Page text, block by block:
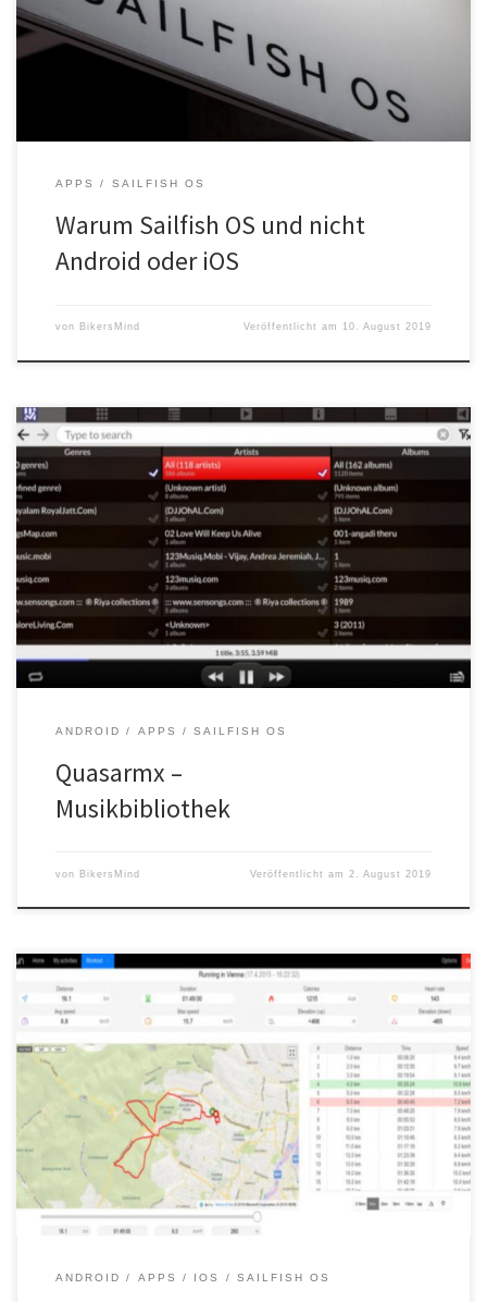
Wesentliche und ist bei Weitem nicht so überladen wie andere
Systeme. Dadurch spart man Einiges an Datenvolumen und
Energie. Der Preis dafür […]
APPS SAILFISH OS
Warum Sailfish OS und nicht
Android oder iOS
von BikersMind Veröffentlicht am 10. August 2019
Quasarmx ist eine kostenfreie und plattformunabhängige App zur
Verwaltung großer Audioarchive.
ANDROID APPS SAILFISH OS
Quasarmx –
Musikbibliothek
von BikersMind Veröffentlicht am 2. August 2019
Die MeeRun App ist eine Sports Tracking App, die sich durch
Benutzerfreundlichkeit, Leistungsstärke und
Betriebssystemkompatibilität auszeichnet.
ANDROID APPS IOS SAILFISH OS